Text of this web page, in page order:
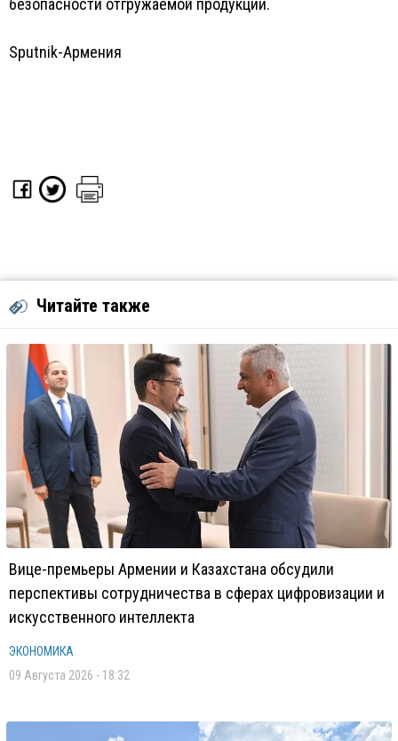
безопасности отгружаемой продукции.
Sputnik-Армения
Читайте также
Вице-премьеры Армении и Казахстана обсудили
перспективы сотрудничества в сферах цифровизации и
искусственного интеллекта
ЭКОНОМИКА
09 Августа 2026 - 18:32